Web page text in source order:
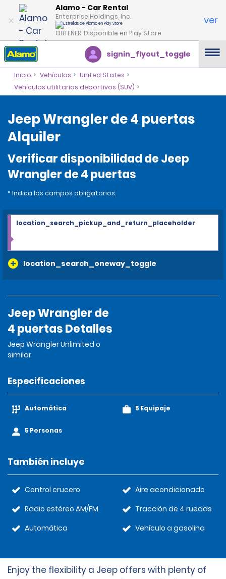
Alamo - Car Rental
Enterprise Holdings, Inc.
OBTENER: Disponible en Play Store
ver
signin_flyout_toggle
Inicio Vehículos
United States
Vehículos utilitarios deportivos (SUV)
Jeep Wrangler de 4 puertas
Alquiler
Verificar disponibilidad de Jeep
Wrangler de 4 puertas
* Indica los campos obligatorios
location_search_oneway_toggle
location_search_pickup_and_return_placeholder
Jeep Wrangler de
4 puertas Detalles
Jeep Wrangler Unlimited o
similar
Especificaciones
Automática
5 Personas
5 Equipaje
También incluye
Control crucero
Radio estéreo AM/FM
Automática
Aire acondicionado
Tracción de 4 ruedas
Vehículo a gasolina
Enjoy the flexibility a Jeep offers with plenty of